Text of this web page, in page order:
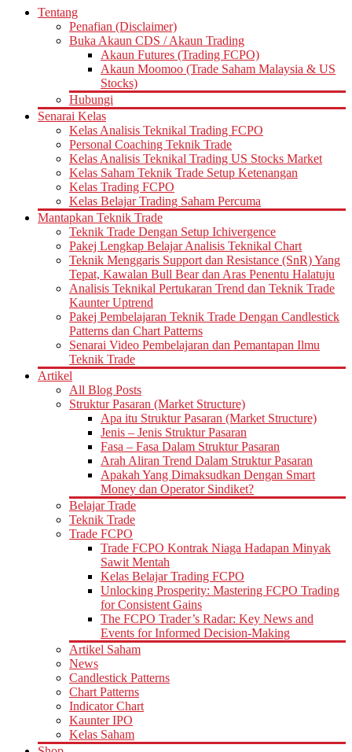
Tentang
Penafian (Disclaimer)
Buka Akaun CDS / Akaun Trading
Akaun Futures (Trading FCPO)
Akaun Moomoo (Trade Saham Malaysia & US
Stocks)
Hubungi
Senarai Kelas
Kelas Analisis Teknikal Trading FCPO
Personal Coaching Teknik Trade
Kelas Analisis Teknikal Trading US Stocks Market
Kelas Saham Teknik Trade Setup Ketenangan
Kelas Trading FCPO
Kelas Belajar Trading Saham Percuma
Mantapkan Teknik Trade
Teknik Trade Dengan Setup Ichivergence
Pakej Lengkap Belajar Analisis Teknikal Chart
Teknik Menggaris Support dan Resistance (SnR) Yang
Tepat, Kawalan Bull Bear dan Aras Penentu Halatuju
Analisis Teknikal Pertukaran Trend dan Teknik Trade
Kaunter Uptrend
Pakej Pembelajaran Teknik Trade Dengan Candlestick
Patterns dan Chart Patterns
Senarai Video Pembelajaran dan Pemantapan Ilmu
Teknik Trade
Artikel
All Blog Posts
Struktur Pasaran (Market Structure)
Apa itu Struktur Pasaran (Market Structure)
Jenis – Jenis Struktur Pasaran
Fasa – Fasa Dalam Struktur Pasaran
Arah Aliran Trend Dalam Struktur Pasaran
Apakah Yang Dimaksudkan Dengan Smart
Money dan Operator Sindiket?
Belajar Trade
Teknik Trade
Trade FCPO
Trade FCPO Kontrak Niaga Hadapan Minyak
Sawit Mentah
Kelas Belajar Trading FCPO
Unlocking Prosperity: Mastering FCPO Trading
for Consistent Gains
The FCPO Trader’s Radar: Key News and
Events for Informed Decision-Making
Artikel Saham
News
Candlestick Patterns
Chart Patterns
Indicator Chart
Kaunter IPO
Kelas Saham